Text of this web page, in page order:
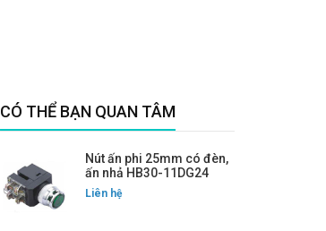
CÓ THỂ BẠN QUAN TÂM
Nút ấn phi 25mm có đèn,
ấn nhả HB30-11DG24
Liên hệ